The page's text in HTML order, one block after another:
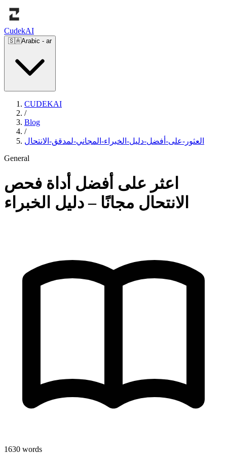
CudekAI
🇸🇦Arabic - ar
CUDEKAI
/
Blog
/
العثور-على-أفضل-دليل-الخبراء-المجاني-لمدقق-الانتحال
General
اعثر على أفضل أداة فحص
الانتحال مجانًا – دليل الخبراء
1630 words